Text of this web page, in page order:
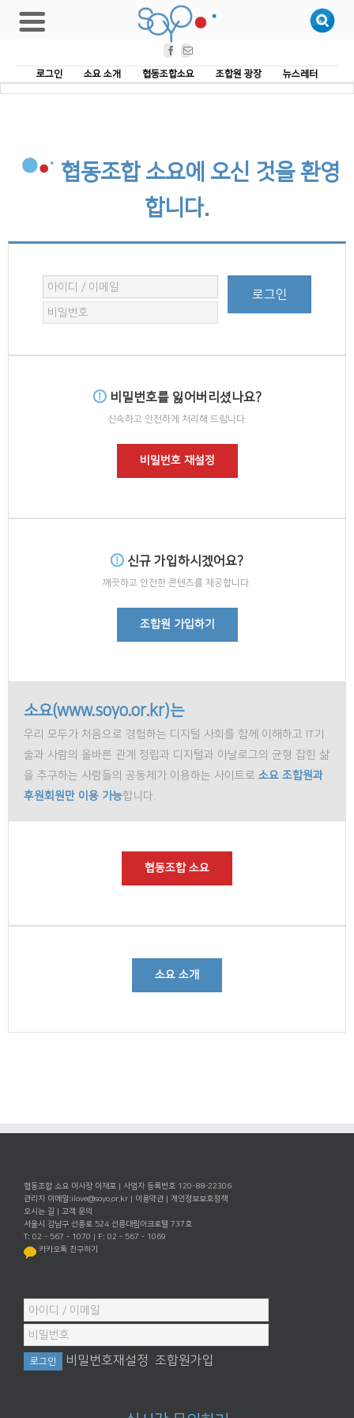
Facebook
로그인
소요 소개 협동조합소요 조합원 광장 뉴스레터
협동조합 소요에 오신 것을 환영
합니다.
비밀번호를 잃어버리셨나요?
신속하고 안전하게 처리해 드립니다.
비밀번호 재설정
신규 가입하시겠어요?
깨끗하고 안전한 콘텐츠를 제공합니다.
조합원 가입하기
소요(www.soyo.or.kr)는
우리 모두가 처음으로 경험하는 디지털 사회를 함께 이해하고 IT기
술과 사람의 올바른 관계 정립과 디지털과 아날로그의 균형 잡힌 삶
을 추구하는 사람들의 공동체가 이용하는 사이트로 소요 조합원과
후원회원만 이용 가능합니다.
협동조합 소요
소요 소개
협동조합 소요 이사장 이재포 | 사업자 등록번호 120-88-22306
관리자 이메일:ilove@soyo.or.kr 이용약관
개인정보보호정책
오시는 길
고객 문의
서울시 강남구 선릉로 524 선릉대림아크로텔 737호
T: 02 - 567 - 1070 | F: 02 - 567 - 1069
카카오톡 친구하기
비밀번호재설정 조합원가입